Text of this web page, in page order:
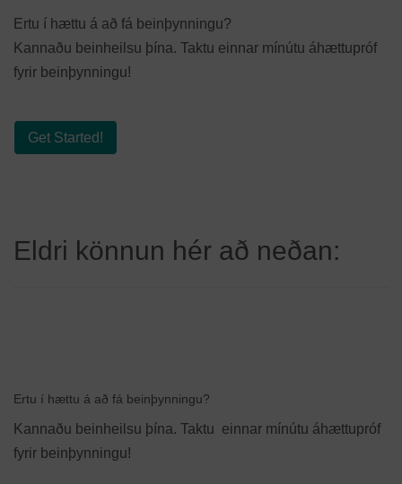
Ertu í hættu á að fá beinþynningu?
Kannaðu beinheilsu þína. Taktu einnar mínútu áhættupróf
fyrir beinþynningu!
Get Started!
Eldri könnun hér að neðan:
Ertu í hættu á að fá beinþynningu?
Kannaðu beinheilsu þína. Taktu einnar mínútu áhættupróf
fyrir beinþynningu!